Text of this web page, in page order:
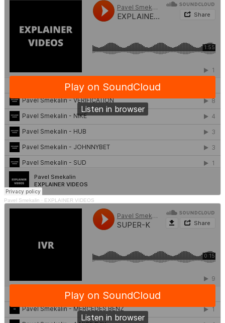
Pavel Smekalin · EXPLAINER VIDEOS